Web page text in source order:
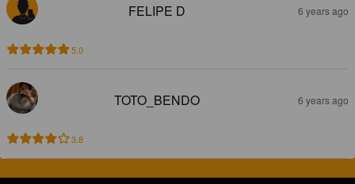
FELIPE D 6 years ago
5.0
TOTO_BENDO 6 years ago
3.8